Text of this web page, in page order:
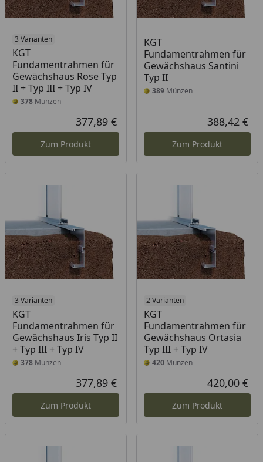
3 Varianten
KGT
Fundamentrahmen für
Gewächshaus Rose Typ
II + Typ III + Typ IV
378 Münzen
Aktueller Preis
377,89 €
Zum Produkt
KGT
Fundamentrahmen für
Gewächshaus Santini
Typ II
389Münzen
388,42 €
Zum Produkt
3 Varianten
KGT
Fundamentrahmen für
Gewächshaus Iris Typ II
+ Typ III + Typ IV
378 Münzen
Aktueller Preis
377,89 €
Zum Produkt
2 Varianten
KGT
Fundamentrahmen für
Gewächshaus Ortasia
Typ III + Typ IV
420Münzen
420,00 €
Zum Produkt